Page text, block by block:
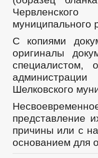
Червленского
муниципального
С копиями
оригиналы
специалистом,
Шелковского
представление
причины или с
основанием для